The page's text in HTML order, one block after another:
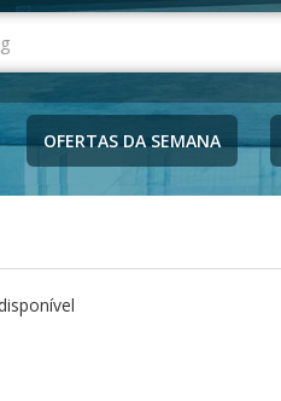
OFERTAS DA SEMANA